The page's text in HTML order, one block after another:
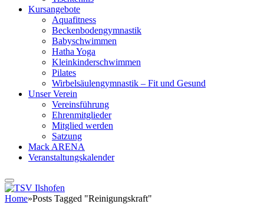
Kursangebote
Aquafitness
Beckenbodengymnastik
Babyschwimmen
Hatha Yoga
Kleinkinderschwimmen
Pilates
Wirbelsäulengymnastik – Fit und Gesund
Unser Verein
Vereinsführung
Ehrenmitglieder
Mitglied werden
Satzung
Mack ARENA
Veranstaltungskalender
Home»Posts Tagged "Reinigungskraft"